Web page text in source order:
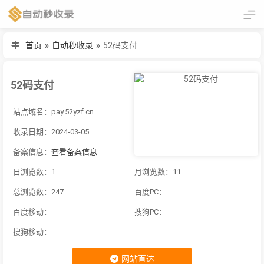
首页 » 自动秒收录 » 52码支付
52码支付
站点域名：pay.52yzf.cn
收录日期：2024-03-05
备案信息： 查看备案信息
日浏览数：1 月浏览数：11
总浏览数：247 百度PC：
百度移动： 搜狗PC：
搜狗移动：
网站直达